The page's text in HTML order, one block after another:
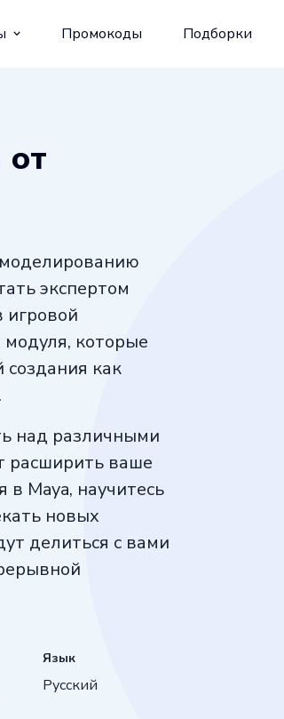
Промокоды Подборки
экспертом
которые
как
над различными
расширить ваше
Maya, научитесь
новых
делиться с вами
Язык
Русский